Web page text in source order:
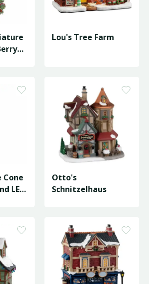
Lou's Tree Farm
Cone
LED
Otto's
Schnitzelhaus